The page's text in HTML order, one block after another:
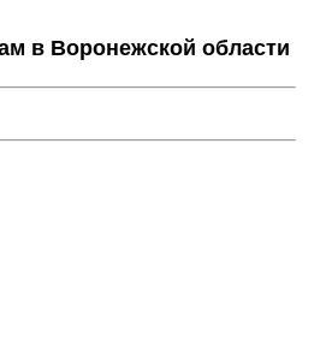
в Воронежской области